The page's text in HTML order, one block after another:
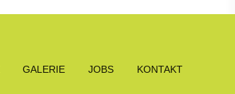
GALERIE JOBS KONTAKT